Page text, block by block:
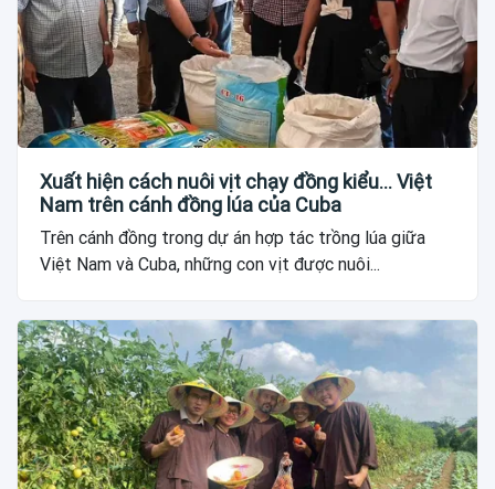
Xuất hiện cách nuôi vịt chạy đồng kiểu... Việt
Nam trên cánh đồng lúa của Cuba
Trên cánh đồng trong dự án hợp tác trồng lúa giữa
Việt Nam và Cuba, những con vịt được nuôi...